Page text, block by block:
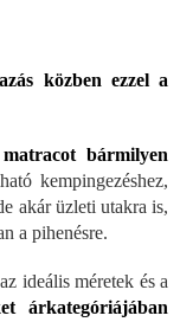
közben ezzel a
bármilyen
kempingezéshez,
akár üzleti utakra is,
a pihenésre.
ideális méretek és a
árkategóriájában